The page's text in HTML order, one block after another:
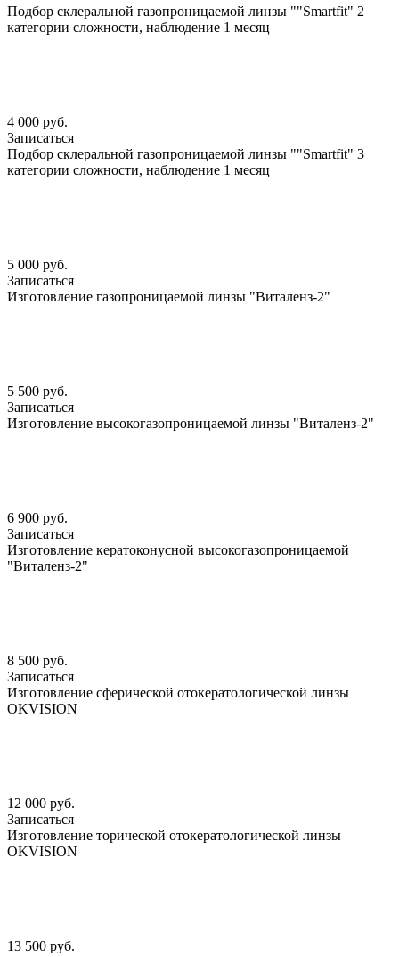
Подбор склеральной газопроницаемой линзы ""Smartfit" 2
категории сложности, наблюдение 1 месяц
4 000 руб.
Записаться
Подбор склеральной газопроницаемой линзы ""Smartfit" 3
категории сложности, наблюдение 1 месяц
5 000 руб.
Записаться
Изготовление газопроницаемой линзы "Виталенз-2"
5 500 руб.
Записаться
Изготовление высокогазопроницаемой линзы "Виталенз-2"
6 900 руб.
Записаться
Изготовление кератоконусной высокогазопроницаемой
"Виталенз-2"
8 500 руб.
Записаться
Изготовление сферической отокератологической линзы
OKVISION
12 000 руб.
Записаться
Изготовление торической отокератологической линзы
OKVISION
13 500 руб.